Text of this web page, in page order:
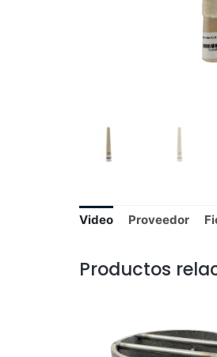
Video Proveedor
Productos